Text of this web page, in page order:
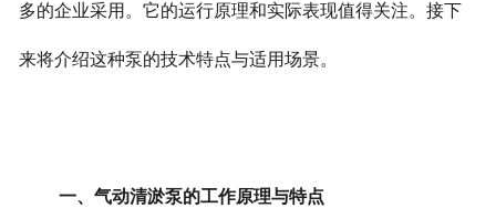
荣誉资质
公司场景
多的企业采用。它的运行原理和实际表现值得关注。接下
来将介绍这种泵的技术特点与适用场景。
一、气动清淤泵的工作原理与特点